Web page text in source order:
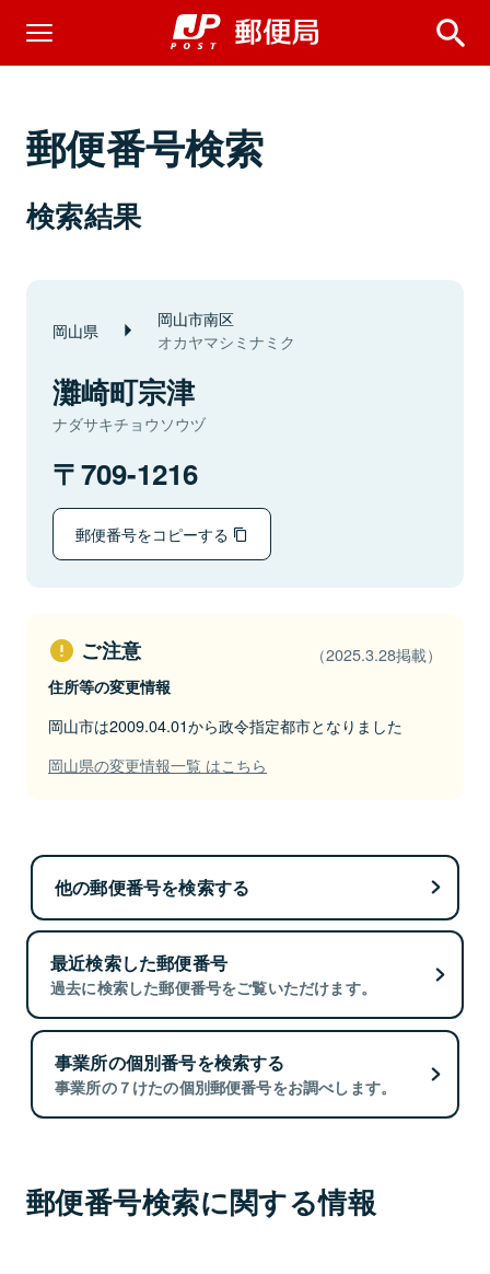
郵便番号検索
検索結果
岡山県 岡山市南区
オカヤマシミナミク
灘崎町宗津
ナダサキチョウソウヅ
709-1216
郵便番号をコピーする
ご注意 （2025.3.28掲載）
住所等の変更情報
岡山市は2009.04.01から政令指定都市となりました
岡山県の変更情報一覧 はこちら
他の郵便番号を検索する
最近検索した郵便番号
過去に検索した郵便番号をご覧いただけます。
事業所の個別番号を検索する
事業所の７けたの個別郵便番号をお調べします。
郵便番号検索に関する情報